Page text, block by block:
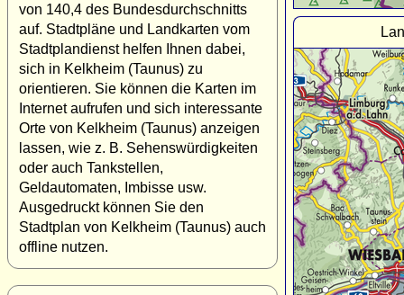
von 140,4 des Bundesdurchschnitts
auf. Stadtpläne und Landkarten vom
Stadtplandienst helfen Ihnen dabei,
sich in Kelkheim (Taunus) zu
orientieren. Sie können die Karten im
Internet aufrufen und sich interessante
Orte von Kelkheim (Taunus) anzeigen
lassen, wie z. B. Sehenswürdigkeiten
oder auch Tankstellen,
Geldautomaten, Imbisse usw.
Ausgedruckt können Sie den
Stadtplan von Kelkheim (Taunus) auch
offline nutzen.